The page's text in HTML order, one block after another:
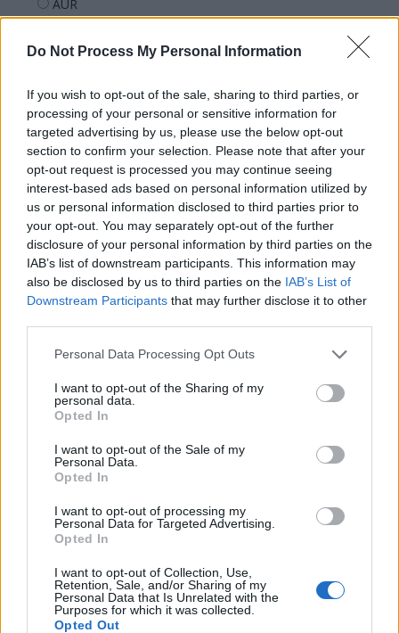
Do Not Process My Personal Information
If you wish to opt-out of the sale, sharing to third parties, or
processing of your personal or sensitive information for
targeted advertising by us, please use the below opt-out
section to confirm your selection. Please note that after your
opt-out request is processed you may continue seeing
interest-based ads based on personal information utilized by
us or personal information disclosed to third parties prior to
your opt-out. You may separately opt-out of the further
disclosure of your personal information by third parties on the
IAB’s list of downstream participants. This information may
also be disclosed by us to third parties on the IAB’s List of
Downstream Participants that may further disclose it to other
Personal Data Processing Opt Outs
I want to opt-out of the Sharing of my
personal data.
Opted In
I want to opt-out of the Sale of my
Personal Data.
Opted In
I want to opt-out of processing my
Personal Data for Targeted Advertising.
Opted In
I want to opt-out of Collection, Use,
Retention, Sale, and/or Sharing of my
Personal Data that Is Unrelated with the
Purposes for which it was collected.
Opted Out
AUR
PMP (Tomac)
PNȚMM
REPER
SENS
SOS (Șoșoacă)
POT (Gavrilă)
PACE (Peia)
Acțiunea Conservatoare (Târziu)
PDF (Lazarus)
PUSL (D. Voiculescu)
PNȚCD (Pavelescu)
Partidul Patrioților (Surugiu)
România pe Primul Loc (Ponta)
Altul
Arhiva sondajelor